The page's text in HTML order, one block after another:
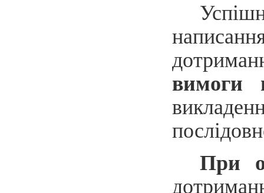
вимоги
При